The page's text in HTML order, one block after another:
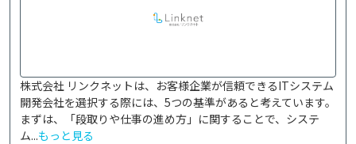
株式会社 リンクネットは、お客様企業が信頼できるITシステム
開発会社を選択する際には、5つの基準があると考えています。
まずは、「段取りや仕事の進め方」に関することで、システ
ム...もっと見る